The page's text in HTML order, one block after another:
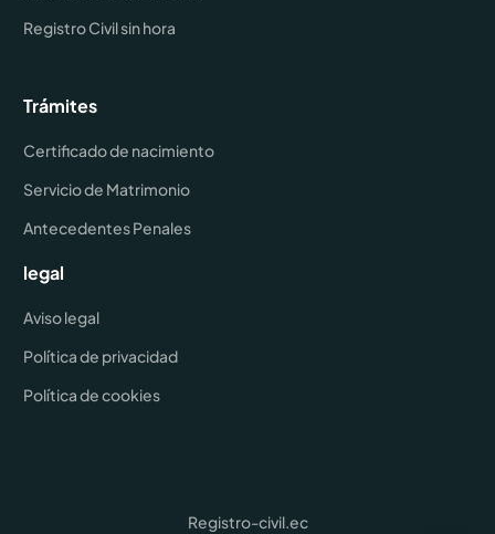
Registro Civil sin hora
Trámites
Certificado de nacimiento
Servicio de Matrimonio
Antecedentes Penales
legal
Aviso legal
Política de privacidad
Política de cookies
Registro-civil.ec